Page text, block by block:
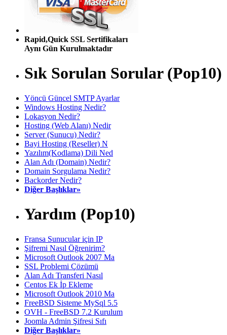
Rapid,Quick SSL Sertifikaları
Aynı Gün Kurulmaktadır
Sık Sorulan Sorular (Pop10)
Yöncü Güncel SMTP Ayarlar
Windows Hosting Nedir?
Lokasyon Nedir?
Hosting (Web Alanı) Nedir
Server (Sunucu) Nedir?
Bayi Hosting (Reseller) N
Yazılım(Kodlama) Dili Ned
Alan Adı (Domain) Nedir?
Domain Sorgulama Nedir?
Backorder Nedir?
Diğer Başlıklar»
Yardım (Pop10)
Fransa Sunucular için IP
Şifremi Nasıl Öğrenirim?
Microsoft Outlook 2007 Ma
SSL Problemi Çözümü
Alan Adı Transferi Nasıl
Centos Ek İp Ekleme
Microsoft Outlook 2010 Ma
FreeBSD Sisteme MySql 5.5
OVH - FreeBSD 7.2 Kurulum
Joomla Admin Şifresi Sıfı
Diğer Başlıklar»